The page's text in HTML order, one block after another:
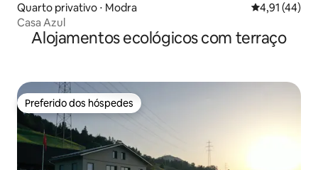
Quarto privativo ⋅ Modra 4,91 de uma
4,91 (44)
Casa Azul
Alojamentos ecológicos com terraço
Preferido dos hóspedes
Preferido dos hóspedes